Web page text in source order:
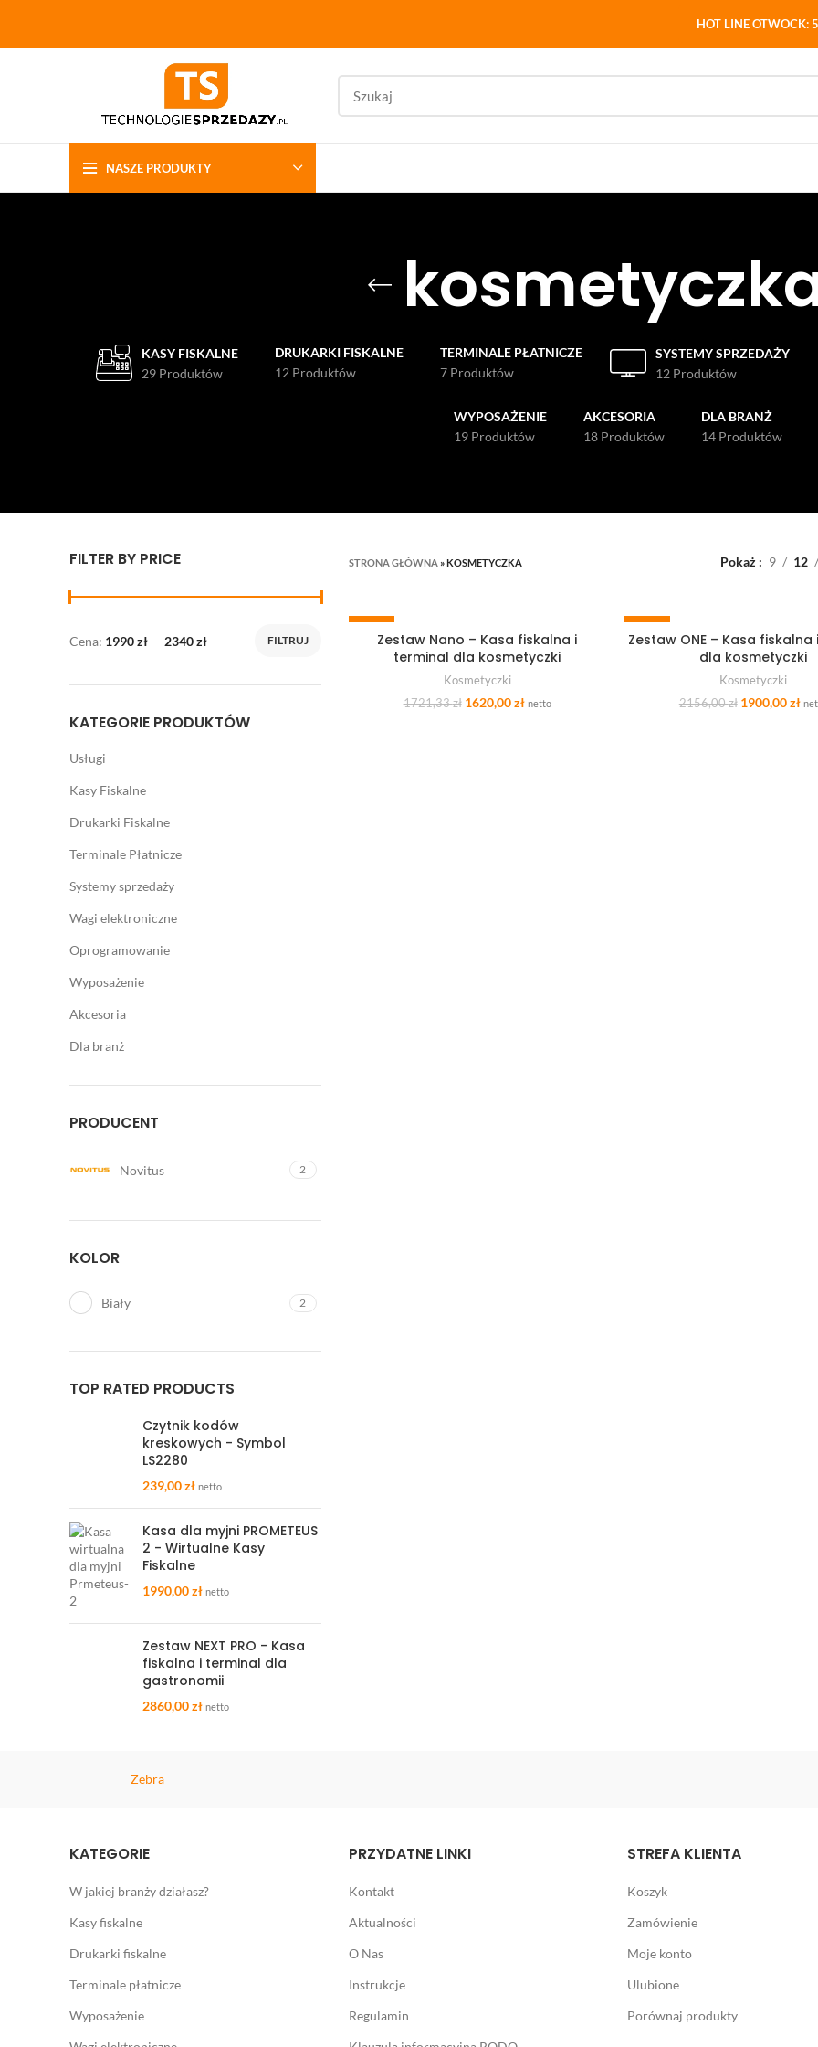
HOT LINE OTWOCK:
NASZE PRODUKTY
KASY FISKALNE
29 Produktów
DRUKARKI FISKALNE
12 Produktów
TERMINALE PŁATNICZE
7 Produktów
SYSTEMY SPRZEDAŻY
12 Produktów
WYPOSAŻENIE
19 Produktów
AKCESORIA
18 Produktów
DLA BRANŻ
14 Produktów
FILTER BY PRICE
FILTRUJ
Cena: 1990 zł — 2340 zł
KATEGORIE PRODUKTÓW
Usługi
Kasy Fiskalne
Drukarki Fiskalne
Terminale Płatnicze
Systemy sprzedaży
Wagi elektroniczne
Oprogramowanie
Wyposażenie
Akcesoria
Dla branż
PRODUCENT
Novitus 2
KOLOR
Biały 2
TOP RATED PRODUCTS
Czytnik kodów
kreskowych - Symbol
LS2280
239,00zł netto
Kasa dla myjni PROMETEUS
2 - Wirtualne Kasy
Fiskalne
1990,00zł netto
Zestaw NEXT PRO - Kasa
fiskalna i terminal dla
gastronomii
2860,00zł netto
STRONA GŁÓWNA »KOSMETYCZKA Pokaż 9 12
-6%
DODAJ DO KOSZYKA
Zestaw Nano – Kasa fiskalna i
terminal dla kosmetyczki
Kosmetyczki
1721,33zł Original
1620,00złCurrent
netto
-12%
DODAJ DO KOSZYKA
Zestaw ONE – Kasa
dla kosmetyczki
Kosmetyczki
2156,00zł Original
1900,00zł
Zebra
KATEGORIE
W jakiej branży działasz?
Kasy fiskalne
Drukarki fiskalne
Terminale płatnicze
Wyposażenie
PRZYDATNE LINKI
Kontakt
Aktualności
O Nas
Instrukcje
Regulamin
STREFA KLIENTA
Koszyk
Zamówienie
Moje konto
Ulubione
Porównaj produkty